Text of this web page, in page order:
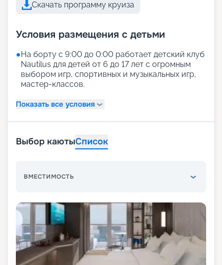
Скачать программу круиза
Условия размещения с детьми
●На борту с 9:00 до 0:00 работает детский клуб
Nautilus для детей от 6 до 17 лет с огромным
выбором игр, спортивных и музыкальных игр,
мастер-классов.
Показать все условия
Выбор каютыСписок
ВМЕСТИМОСТЬ